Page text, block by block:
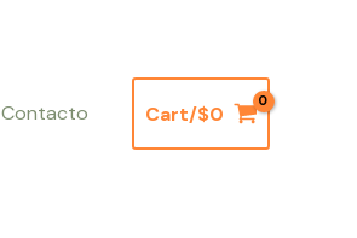
Contacto Cart/$0